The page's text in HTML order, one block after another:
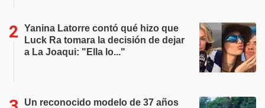
Yanina Latorre contó qué hizo que
Luck Ra tomara la decisión de dejar
a La Joaqui: "Ella lo..."
Un reconocido modelo de 37 años